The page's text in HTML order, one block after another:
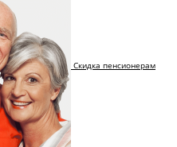
Скидка пенсионерам